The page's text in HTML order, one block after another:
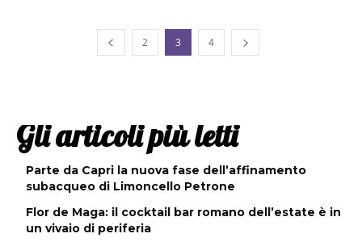
2 3 4
Gli articoli più letti
Parte da Capri la nuova fase dell’affinamento
subacqueo di Limoncello Petrone
Flor de Maga: il cocktail bar romano dell’estate è in
un vivaio di periferia